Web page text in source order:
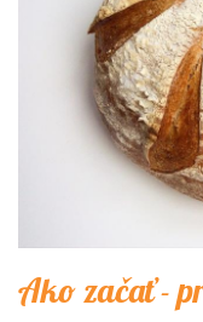
Ako začať -